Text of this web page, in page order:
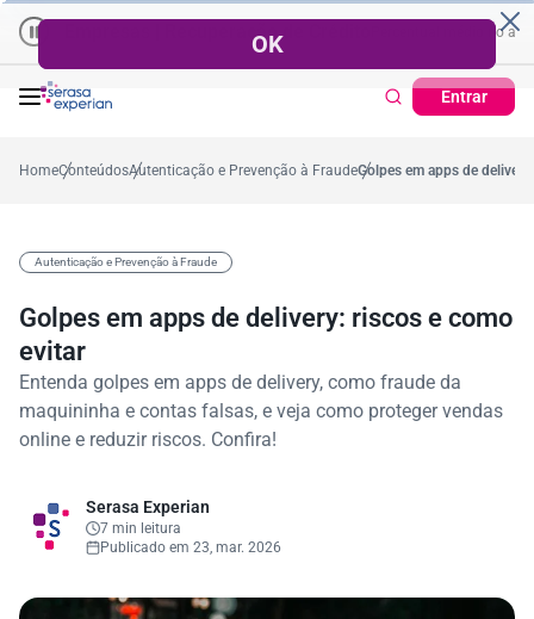
Empresas | Recuperação de Crédito Percentual médio no ano
Entrar
57,2% Cartão de Crédito | Cadastro
HomeConteúdosAutenticação e Prevenção à FraudeGolpes em apps de
Autenticação e Prevenção à Fraude
Golpes em apps de delivery: riscos e como
evitar
Entenda golpes em apps de delivery, como fraude da
maquininha e contas falsas, e veja como proteger vendas
online e reduzir riscos. Confira!
Serasa Experian
7 min leitura
Publicado em 23, mar. 2026